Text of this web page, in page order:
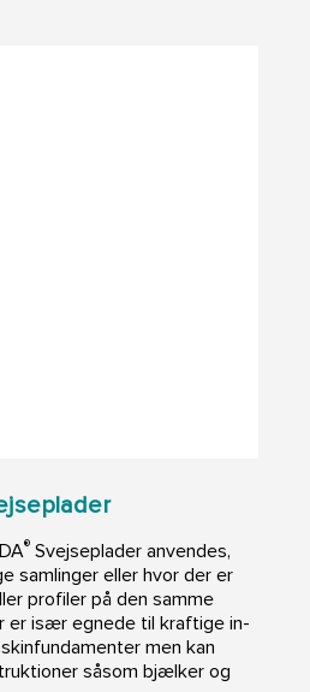
® Svejseplader anvendes,
samlinger eller hvor der er
profiler på den samme
er især egnede til kraftige in-
men kan
såsom bjælker og